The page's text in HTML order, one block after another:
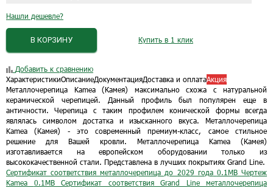
Нашли дешевле?
Купить в 1 клик
В КОРЗИНУ
Добавить к сравнению
ХарактеристикиОписаниеДокументацияДоставка и оплатаАкция
Металлочерепица Kamea (Камея) максимально схожа с натуральной
керамической черепицей. Данный профиль был популярен еще в
античности. Черепица с таким профилем конической формы всегда
являлась символом достатка и изысканного вкуса. Металлочерепица
Kamea (Камея) - это современный премиум-класс, самое стильное
решение для Вашей кровли. Металлочерепица Kamea (Камея)
изготавливается на европейском оборудовании только из
высококачественной стали. Представлена в лучших покрытиях Grand Line.
Сертификат соответствия металлочерепица до 2029 года 0.1MBЧертеж
Kamea
0.1MB Сертификат соответствия Grand Line металлочерепица